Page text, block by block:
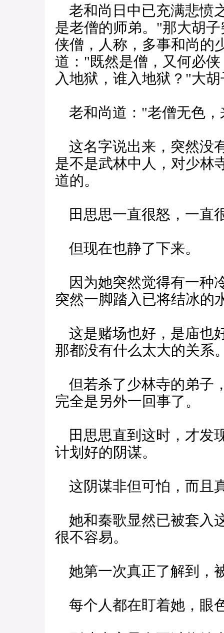
老和尚日中已充满悲愤
是老僧的师弟。"那大胡
侠僧，人称，多事和尚的
道："既然是僧，又何必
入地狱，谁入地狱？"大
老和尚道："老僧无色，
这名字说出来，突然没
是不是武林中人，对少林
道的。
田思思一直很怒，一直
但现在也静了下来。
因为她突然觉得有一种
突然一脚踏入已将结冰的
这是赌场也好，是庙也
那都没有什么太大的关系
但若杀了少林寺的弟子
完全是另外一回事了。
田思思直到这时，才发
计划好的阴谋。
这阴谋非但可怕，而且
她和秦歌显然已被套入
很不容易。
她第一次真正了解到，
每个人都在盯着她，眼